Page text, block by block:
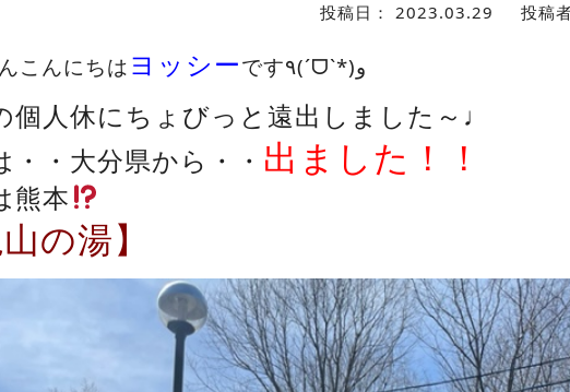
投稿日： 2023.03.29 投稿
こんにちは ヨッシー です٩(ˊᗜˋ*)و
個人休にちょびっと遠出しました～♩
・・大分県から・・ 出ました！！
熊本
山の湯】